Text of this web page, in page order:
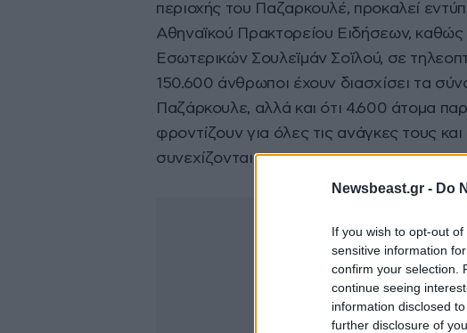
Newsbeast.gr - Do
If you wish to opt-out
sensitive information
confirm your selection.
continue seeing
information disclosed
further disclosure of
περιοχής του Παζαρκουλέ, προκαλεί
Αθηναϊκού Πρακτορείου Ειδήσεων,
Εσωτερικών Σουλεϊμάν Σοϊλού, σε
150.600 άνθρωποι έχουν διασχίσει τα
Παζάρκουλε, αλλά και ότι 4.600 άτομα
φροντίζουν για όλες τις ανάγκες τους και
συνεχίζονται».